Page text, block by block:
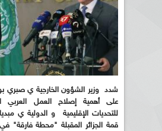
شدد وزير الشؤون الخارجية ي صبري
على أهمية إصلاح العمل العربي
للتحديات الإقليمية و الدولية ي
قمة الجزائر المقبلة "محطة فارقة"